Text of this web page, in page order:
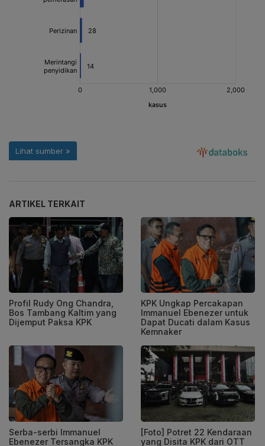
ARTIKEL TERKAIT
Profil Rudy Ong Chandra,
Bos Tambang Kaltim yang
Dijemput Paksa KPK
KPK Ungkap Percakapan
Immanuel Ebenezer untuk
Dapat Ducati dalam Kasus
Kemnaker
Serba-serbi Immanuel
Ebenezer Tersangka KPK
[Foto] Potret 22 Kendaraan
yang Disita KPK dari OTT